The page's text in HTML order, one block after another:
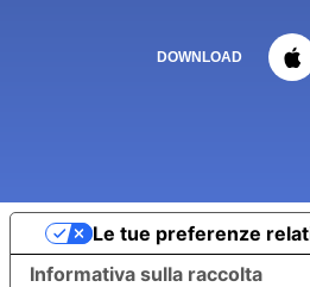
DOWNLOAD
Informativa sulla raccolta
Le tue preferenze